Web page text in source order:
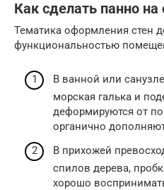
Как сделать панно
Тематика оформления стен
функциональностью
В ванной или
морская галька и
деформируются от
органично
В прихожей
спилов дерева,
хорошо